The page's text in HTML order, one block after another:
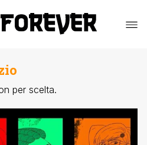
per scelta.